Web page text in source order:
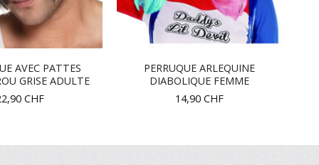
AVEC PATTES
GRISE ADULTE
CHF
PERRUQUE ARLEQUINE
DIABOLIQUE FEMME
14,90 CHF